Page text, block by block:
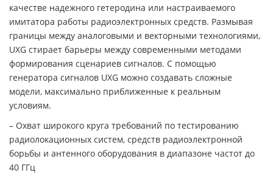
качестве надежного гетеродина или настраиваемого
имитатора работы радиоэлектронных средств. Размывая
границы между аналоговыми и векторными технологиями,
UXG стирает барьеры между современными методами
формирования сценариев сигналов. С помощью
генератора сигналов UXG можно создавать сложные
модели, максимально приближенные к реальным
условиям.
– Охват широкого круга требований по тестированию
радиолокационных систем, средств радиоэлектронной
борьбы и антенного оборудования в диапазоне частот до
40 ГГц